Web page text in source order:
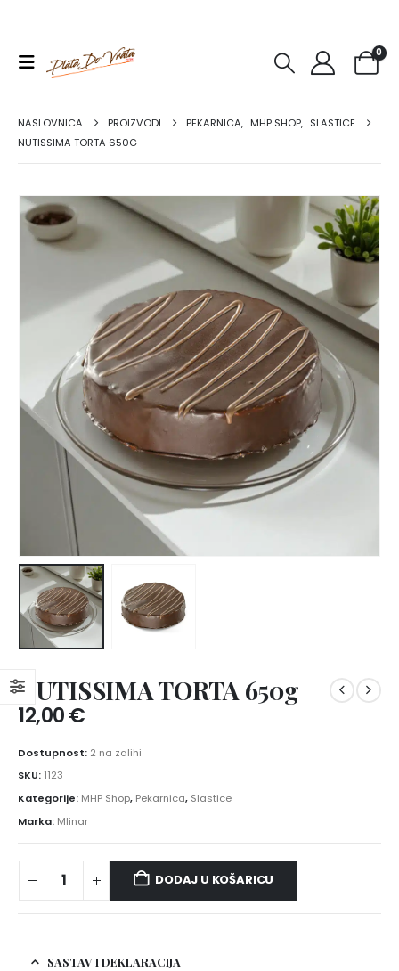
0
NASLOVNICA PROIZVODI PEKARNICA, MHP SHOP, SLASTICE
NUTISSIMA TORTA 650G
NUTISSIMA TORTA 650g
12,00€
Dostupnost: 2 na zalihi
SKU: 1123
Kategorije: MHP Shop, Pekarnica, Slastice
Marka: Mlinar
DODAJ U KOŠARICU
SASTAV I DEKLARACIJA